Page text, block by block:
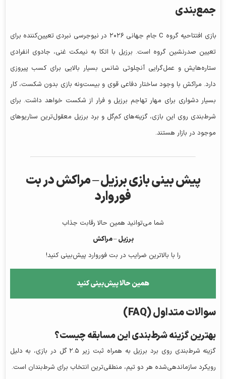
جمع‌بندی
بازی افتتاحیه گروه C جام جهانی ۲۰۲۶ در نیوجرسی نبردی تعیین‌کننده برای
تعیین صدرنشین گروه است. برزیل با اتکا به نیمکت غنی، جادوی انفرادی
ستاره‌هایش و عمل‌گرایی آنچلوتی شانس بسیار بالایی برای کسب پیروزی
دارد. مراکش با وجود ساختار دفاعی قوی و بیست‌ونه بازی بدون شکست، کار
بسیار دشواری برای مهار تهاجم برزیل و فرار از شکست خواهد داشت. برای
شرط‌بندی روی این بازی، گزینه‌های کم‌گل و برد برزیل معقول‌ترین سناریوهای
موجود در بازار هستند.
پیش‌ بینی بازی برزیل – مراکش در بت
فوروارد
شما می‌توانید همین حالا رقابت جذاب
برزیل – مراکش
را با بالاترین ضرایب در بت فوروارد پیش‌بینی کنید!
همین حالا پیش‌بینی کنید
سوالات متداول (FAQ)
بهترین گزینه شرط‌بندی این مسابقه چیست؟
گزینه شرط‌بندی روی برد برزیل به همراه ثبت زیر ۲.۵ گل در بازی، به دلیل
رویکرد سازماندهی‌شده هر دو تیم، منطقی‌ترین انتخاب برای شرط‌بندان است.